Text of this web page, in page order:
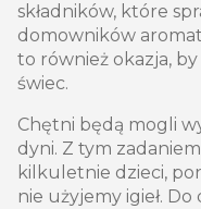
składników, które
domowników
to również okazja,
świec.
Chętni będą mogli
dyni. Z tym
kilkuletnie dzieci,
nie użyjemy igieł.